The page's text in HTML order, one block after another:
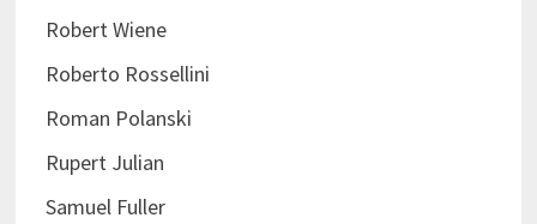
Robert Wiene
Roberto Rossellini
Roman Polanski
Rupert Julian
Samuel Fuller